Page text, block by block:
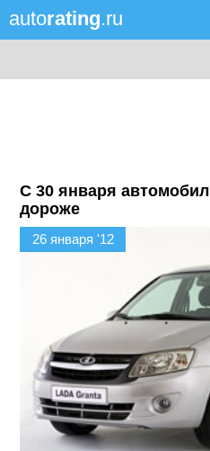
autorating.ru
C 30 января
дороже
26 января '12